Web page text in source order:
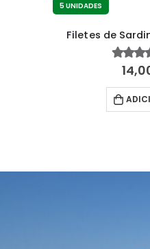
5 UNIDADES
Filetes de
4.80fora de